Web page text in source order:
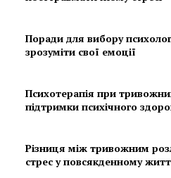
Поради для вибору
зрозуміти свої емоції
Психотерапія при
підтримки психічного
Різниця між тривожним
стрес у повсякденному